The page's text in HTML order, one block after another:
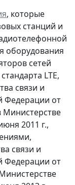
, которые
станций и
оборудования
сетей
LTE,
связи и
Федерации от
Министерстве
2011 г.,
связи и
Федерации от